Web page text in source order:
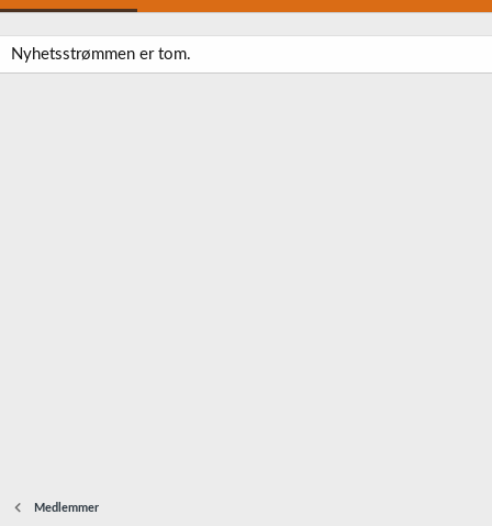
Nyhetsstrømmen er tom.
Medlemmer